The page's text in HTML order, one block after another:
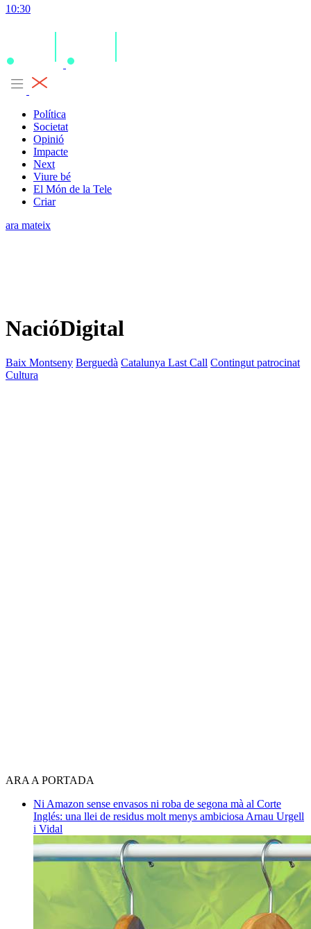
10:30
Política
Societat
Opinió
Impacte
Next
Viure bé
El Món de la Tele
Criar
ara mateix
NacióDigital
Baix Montseny Berguedà Catalunya Last Call Contingut patrocinat
Cultura
ARA A PORTADA
Ni Amazon sense envasos ni roba de segona mà al Corte
Inglés: una llei de residus molt menys ambiciosa Arnau Urgell
i Vidal